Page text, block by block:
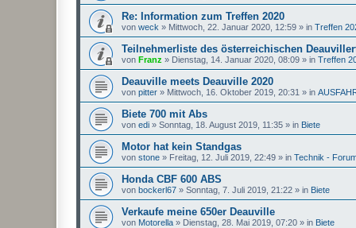
Re: Information zum Treffen 2020
von weck » Mittwoch, 22. Januar 2020, 12:59 » in Treffen
Teilnehmerliste des österreichischen
von Franz » Dienstag, 14. Januar 2020, 08:09 » in Treffen
Deauville meets Deauville 2020
von pitter » Mittwoch, 16. Oktober 2019, 20:31 » in
Biete 700 mit Abs
von edi » Sonntag, 18. August 2019, 11:35 » in Biete
Motor hat kein Standgas
von stone » Freitag, 12. Juli 2019, 22:49 » in Technik -
Honda CBF 600 ABS
von bockerl67 » Sonntag, 7. Juli 2019, 21:22 » in Biete
Verkaufe meine 650er Deauville
von Motorella » Dienstag, 28. Mai 2019, 07:20 » in Biete